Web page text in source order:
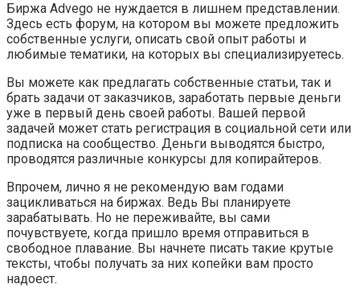
Биржа Advego не нуждается в лишнем представлении.
Здесь есть форум, на котором вы можете предложить
собственные услуги, описать свой опыт работы и
любимые тематики, на которых вы специализируетесь.
Вы можете как предлагать собственные статьи, так и
брать задачи от заказчиков, заработать первые деньги
уже в первый день своей работы. Вашей первой
задачей может стать регистрация в социальной сети или
подписка на сообщество. Деньги выводятся быстро,
проводятся различные конкурсы для копирайтеров.
Впрочем, лично я не рекомендую вам годами
зацикливаться на биржах. Ведь Вы планируете
зарабатывать. Но не переживайте, вы сами
почувствуете, когда пришло время отправиться в
свободное плавание. Вы начнете писать такие крутые
тексты, чтобы получать за них копейки вам просто
надоест.